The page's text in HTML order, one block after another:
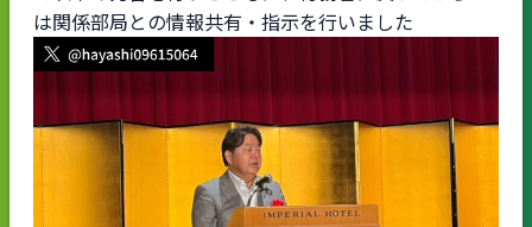
は関係部局との情報共有・指示を行いました